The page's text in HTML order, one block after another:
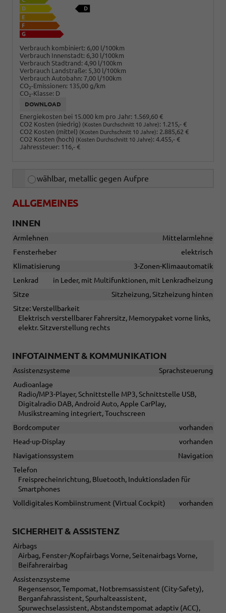
Verbrauch kombiniert: 6,00 l/100km
Verbrauch Innenstadt: 6,30 l/100km
Verbrauch Stadtrand: 4,90 l/100km
Verbrauch Landstraße: 5,30 l/100km
Verbrauch Autobahn: 7,00 l/100km
CO2-Emissionen: 135,00 g/km
CO2-Klasse: D
DOWNLOAD
Energiekosten bei 15.000 km pro Jahr: 1.569,60 €
CO2 Kosten (niedrig) (Kosten Durchschnitt 10 Jahre): 1.215,- €
CO2 Kosten (mittel) (Kosten Durchschnitt 10 Jahre): 2.885,62 €
CO2 Kosten (hoch) (Kosten Durchschnitt 10 Jahre): 4.455,- €
Jahressteuer: 116,- €
wählbar, metallic gegen Aufpre
ALLGEMEINES
INNEN
Armlehnen
Mittelarmlehne
Fensterheber
elektrisch
Klimatisierung
3-Zonen-Klimaautomatik
Lenkrad
in Leder, mit Multifunktionen, mit Lenkradheizung
Sitze
Sitzheizung, Sitzheizung hinten
Sitze: Verstellbarkeit
Elektrisch verstellbarer Fahrersitz, Memorypaket vorne links,
elektr. Sitzverstellung rechts
INFOTAINMENT & KOMMUNIKATION
Assistenzsysteme
Sprachsteuerung
Audioanlage
Radio/MP3-Player, Schnittstelle MP3, Schnittstelle USB,
Digitalradio DAB, Android Auto, Apple CarPlay,
Musikstreaming integriert, Touchscreen
Bordcomputer
vorhanden
Head-up-Display
vorhanden
Navigationssystem
Navigation
Telefon
Freisprecheinrichtung, Bluetooth, Induktionsladen für
Smartphones
Volldigitales Kombiinstrument (Virtual Cockpit)
vorhanden
SICHERHEIT & ASSISTENZ
Airbags
Airbag, Fenster-/Kopfairbags Vorne, Seitenairbags Vorne,
Beifahrerairbag
Assistenzsysteme
Regensensor, Tempomat, Notbremsassistent (City-Safety),
Berganfahrassistent, Spurhalteassistent,
Spurwechselassistent, Abstandstempomat adaptiv (ACC),